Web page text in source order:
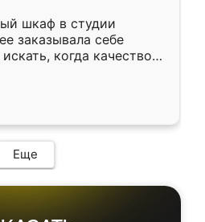
шкаф в студии
заказывала себе
когда качеством
кухня уже почти
нет.
Еще